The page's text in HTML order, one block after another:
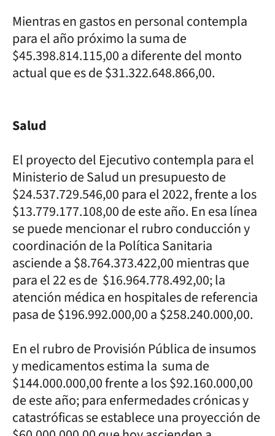
Mientras en gastos en personal contempla
para el año próximo la suma de
$45.398.814.115,00 a diferente del monto
actual que es de $31.322.648.866,00.
Salud
El proyecto del Ejecutivo contempla para el
Ministerio de Salud un presupuesto de
$24.537.729.546,00 para el 2022, frente a los
$13.779.177.108,00 de este año. En esa línea
se puede mencionar el rubro conducción y
coordinación de la Política Sanitaria
asciende a $8.764.373.422,00 mientras que
para el 22 es de $16.964.778.492,00; la
atención médica en hospitales de referencia
pasa de $196.992.000,00 a $258.240.000,00.
En el rubro de Provisión Pública de insumos
y medicamentos estima la suma de
$144.000.000,00 frente a los $92.160.000,00
de este año; para enfermedades crónicas y
catastróficas se establece una proyección de